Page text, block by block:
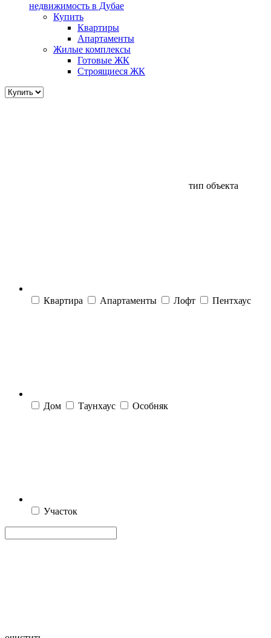
недвижимость в Дубае
Купить
Квартиры
Апартаменты
Жилые комплексы
Готовые ЖК
Строящиеся ЖК
тип объекта
Квартира Апартаменты Лофт Пентхаус
Дом Таунхаус Особняк
Участок